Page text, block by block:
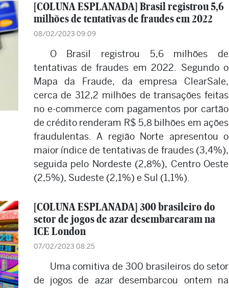
[COLUNA ESPLANADA] Brasil registrou 5,6
milhões de tentativas de fraudes em 2022
08/02/2023 09:09
O Brasil registrou 5,6 milhões de
tentativas de fraudes em 2022. Segundo o
Mapa da Fraude, da empresa ClearSale,
cerca de 312,2 milhões de transações feitas
no e-commerce com pagamentos por cartão
de crédito renderam R$ 5,8 bilhões em ações
fraudulentas. A região Norte apresentou o
maior índice de tentativas de fraudes (3,4%),
seguida pelo Nordeste (2,8%), Centro Oeste
(2,5%), Sudeste (2,1%) e Sul (1,1%).
[COLUNA ESPLANADA] 300 brasileiro do
setor de jogos de azar desembarcaram na
ICE London
07/02/2023 08:25
Uma comitiva de 300 brasileiros do setor
de jogos de azar desembarcou ontem na